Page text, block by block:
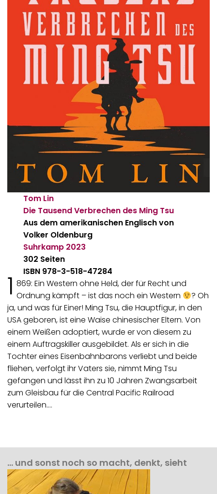
Tom Lin
Die Tausend Verbrechen des Ming Tsu
Aus dem amerikanischen Englisch von
Volker Oldenburg
Suhrkamp 2023
302 Seiten
ISBN 978-3-518-47284
1 869: Ein Western ohne Held, der für Recht und
Ordnung kämpft – ist das noch ein Western
? Oh
ja, und was für Einer! Ming Tsu, die Hauptfigur, in den
USA geboren, ist eine Waise chinesischer Eltern. Von
einem Weißen adoptiert, wurde er von diesem zu
einem Auftragskiller ausgebildet. Als er sich in die
Tochter eines Eisenbahnbarons verliebt und beide
fliehen, verfolgt ihr Vaters sie, nimmt Ming Tsu
gefangen und lässt ihn zu 10 Jahren Zwangsarbeit
zum Gleisbau für die Central Pacific Railroad
verurteilen.…
… und sonst noch so macht, denkt, sieht